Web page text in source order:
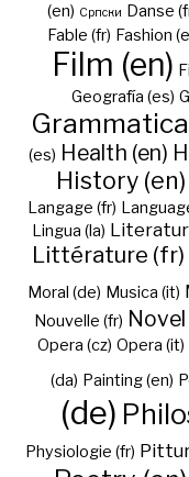
(en) Cрпски Danse
Fable (fr) Fashion
Film (en)
Geografía (es)
(es) Health (en)
History (en)
Langage (fr)
Lingua (la) Literatur
Littérature (fr)
Moral (de) Musica (it)
Nouvelle (fr) Novel
Opera (cz) Opera (it)
(da) Painting (en)
(de)
Physiologie (fr)